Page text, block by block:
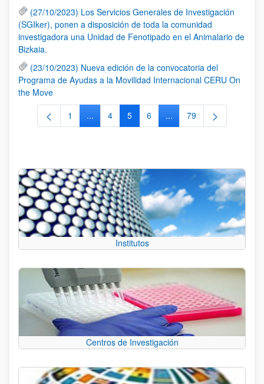
(27/10/2023) Los Servicios Generales de Investigación
(SGIker), ponen a disposición de toda la comunidad
investigadora una Unidad de Fenotipado en el Animalario de
Bizkaia.
(23/10/2023) Nueva edición de la convocatoria del
Programa de Ayudas a la Movilidad Internacional CERU On
the Move
Página
1 ...Páginas intermedias Use TAB para
Página
4 Página
5 Página
6 ...Páginas intermedias
Página
79
Institutos
Centros de Investigación